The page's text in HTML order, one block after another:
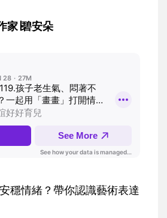
家∣碧安朵
穩情緒？帶你認識藝術表達